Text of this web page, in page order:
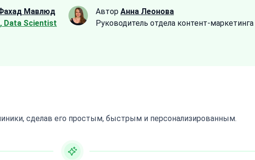
Мавлюд
Data Scientist
Автор Анна Леонова
Руководитель отдела контент-маркетинга
сделав его простым, быстрым и персонализированным.